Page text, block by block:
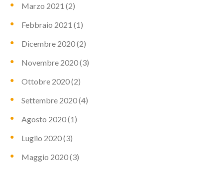
Marzo 2021 (2)
Febbraio 2021 (1)
Dicembre 2020(2)
Novembre 2020(3)
Ottobre 2020(2)
Settembre 2020(4)
Agosto 2020(1)
Luglio 2020(3)
Maggio 2020(3)